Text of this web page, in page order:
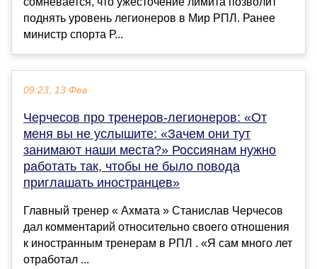
поднять уровень легионеров в Мир РПЛ. Ранее
министр спорта Р...
09:23, 13 Фев
Черчесов про тренеров-легионеров: «От
меня вы не услышите: «Зачем они тут
занимают наши места?» Россиянам нужно
работать так, чтобы не было повода
приглашать иностранцев»
Главный тренер « Ахмата » Станислав Черчесов
дал комментарий относительно своего отношения
к иностранным тренерам в РПЛ . «Я сам много лет
отработал ...